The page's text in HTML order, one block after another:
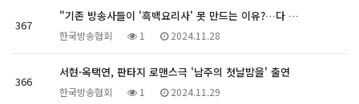
367
"기존 방송사들이 '흑백요리사' 못 만드는 이유?…다 …
한국방송협회 1 2024.11.28
366
서현·옥택연, 판타지 로맨스극 '남주의 첫날밤을' 출연
한국방송협회 1 2024.11.29